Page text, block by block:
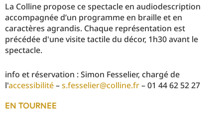
La Colline propose ce spectacle en audiodescription
accompagnée d’un programme en braille et en
caractères agrandis. Chaque représentation est
précédée d'une visite tactile du décor, 1h30 avant le
spectacle.
info et réservation : Simon Fesselier, chargé de
l'accessibilité–s.fesselier@colline.fr– 01 44 62 52 27
EN TOURNEE